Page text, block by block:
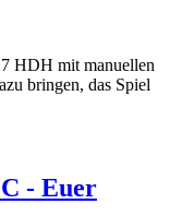
HDH mit manuellen
bringen, das Spiel
- Euer